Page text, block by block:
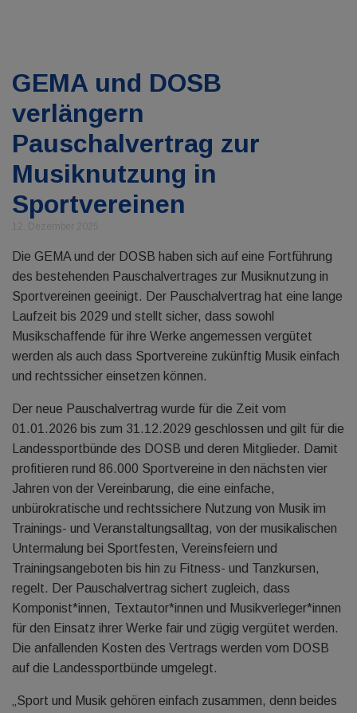
GEMA und DOSB
verlängern
Pauschalvertrag zur
Musiknutzung in
Sportvereinen
Die GEMA und der DOSB haben sich auf eine Fortführung
des bestehenden Pauschalvertrages zur Musiknutzung in
Sportvereinen geeinigt. Der Pauschalvertrag hat eine lange
Laufzeit bis 2029 und stellt sicher, dass sowohl
Musikschaffende für ihre Werke angemessen vergütet
werden als auch dass Sportvereine zukünftig Musik einfach
und rechtssicher einsetzen können.
Der neue Pauschalvertrag wurde für die Zeit vom
01.01.2026 bis zum 31.12.2029 geschlossen und gilt für die
Landessportbünde des DOSB und deren Mitglieder. Damit
profitieren rund 86.000 Sportvereine in den nächsten vier
Jahren von der Vereinbarung, die eine einfache,
unbürokratische und rechtssichere Nutzung von Musik im
Trainings- und Veranstaltungsalltag, von der musikalischen
Untermalung bei Sportfesten, Vereinsfeiern und
Trainingsangeboten bis hin zu Fitness- und Tanzkursen,
regelt. Der Pauschalvertrag sichert zugleich, dass
Komponist*innen, Textautor*innen und Musikverleger*innen
für den Einsatz ihrer Werke fair und zügig vergütet werden.
Die anfallenden Kosten des Vertrags werden vom DOSB
auf die Landessportbünde umgelegt.
„Sport und Musik gehören einfach zusammen, denn beides